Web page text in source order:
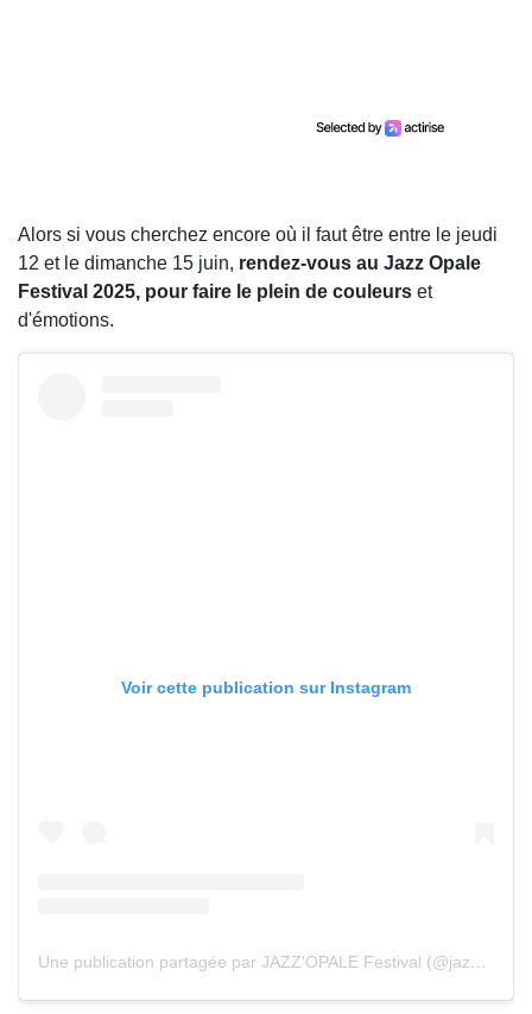
Alors si vous cherchez encore où il faut être entre le jeudi
12 et le dimanche 15 juin, rendez-vous au Jazz Opale
Festival 2025, pour faire le plein de couleurs et
d'émotions.
Voir cette publication sur Instagram
Une publication partagée par JAZZ'OPALE Festival (@jazzopalefestival)